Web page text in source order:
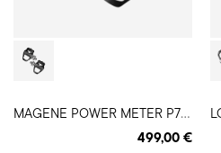
M
AGENE POWER METER P715S pedalai
499,00 €